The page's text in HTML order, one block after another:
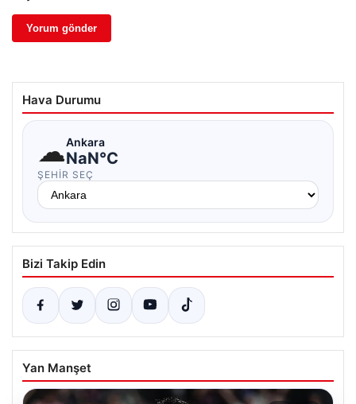
Hava Durumu
☁Ankara
NaN°C
ŞEHIR SEÇ
Bizi Takip Edin
Yan Manşet